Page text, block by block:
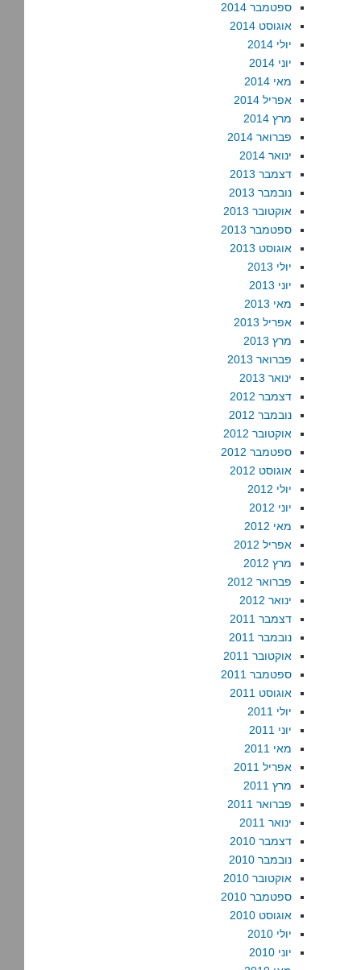
ספטמבר 2014
אוגוסט 2014
יולי 2014
יוני 2014
מאי 2014
אפריל 2014
מרץ 2014
פברואר 2014
ינואר 2014
דצמבר 2013
נובמבר 2013
אוקטובר 2013
ספטמבר 2013
אוגוסט 2013
יולי 2013
יוני 2013
מאי 2013
אפריל 2013
מרץ 2013
פברואר 2013
ינואר 2013
דצמבר 2012
נובמבר 2012
אוקטובר 2012
ספטמבר 2012
אוגוסט 2012
יולי 2012
יוני 2012
מאי 2012
אפריל 2012
מרץ 2012
פברואר 2012
ינואר 2012
דצמבר 2011
נובמבר 2011
אוקטובר 2011
ספטמבר 2011
אוגוסט 2011
יולי 2011
יוני 2011
מאי 2011
אפריל 2011
מרץ 2011
פברואר 2011
ינואר 2011
דצמבר 2010
נובמבר 2010
אוקטובר 2010
ספטמבר 2010
אוגוסט 2010
יולי 2010
יוני 2010